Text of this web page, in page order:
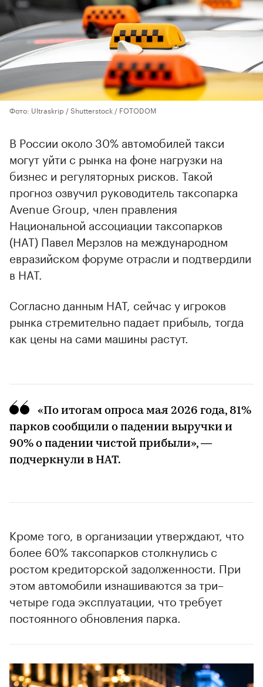
Фото: Ultraskrip / Shutterstock / FOTODOM
В России около 30% автомобилей такси
могут уйти с рынка на фоне нагрузки на
бизнес и регуляторных рисков. Такой
прогноз озвучил руководитель таксопарка
Avenue Group, член правления
Национальной ассоциации таксопарков
(НАТ) Павел Мерзлов на международном
евразийском форуме отрасли и подтвердили
в НАТ.
Согласно данным НАТ, сейчас у игроков
рынка стремительно падает прибыль, тогда
как цены на сами машины растут.
«По итогам опроса мая 2026 года, 81%
парков сообщили о падении выручки и
90% о падении чистой прибыли», —
подчеркнули в НАТ.
Кроме того, в организации утверждают, что
более 60% таксопарков столкнулись с
ростом кредиторской задолженности. При
этом автомобили изнашиваются за три–
четыре года эксплуатации, что требует
постоянного обновления парка.